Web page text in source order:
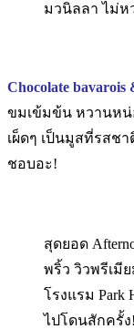
มวนิลลา ไม่ห
Chocolate bavarois
ขมเข้มข้น หวานหน่
เผ็ดๆ เป็นมูสที่รสช
ชอบอะ!
สุดยอด
พริ้ว วิวพรีเมี
โรงแรม Park
ไปโดนสักครั้ง